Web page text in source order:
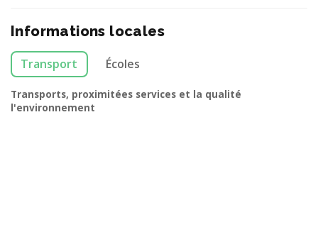
Informations locales
Transport Écoles
Transports, proximitées services et la qualité
l'environnement